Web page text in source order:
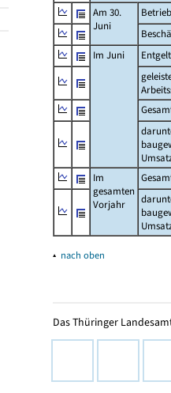
Am 30.
Juni
Im Juni
Im
gesamten
Vorjahr
▴ nach oben
Das Thüringer